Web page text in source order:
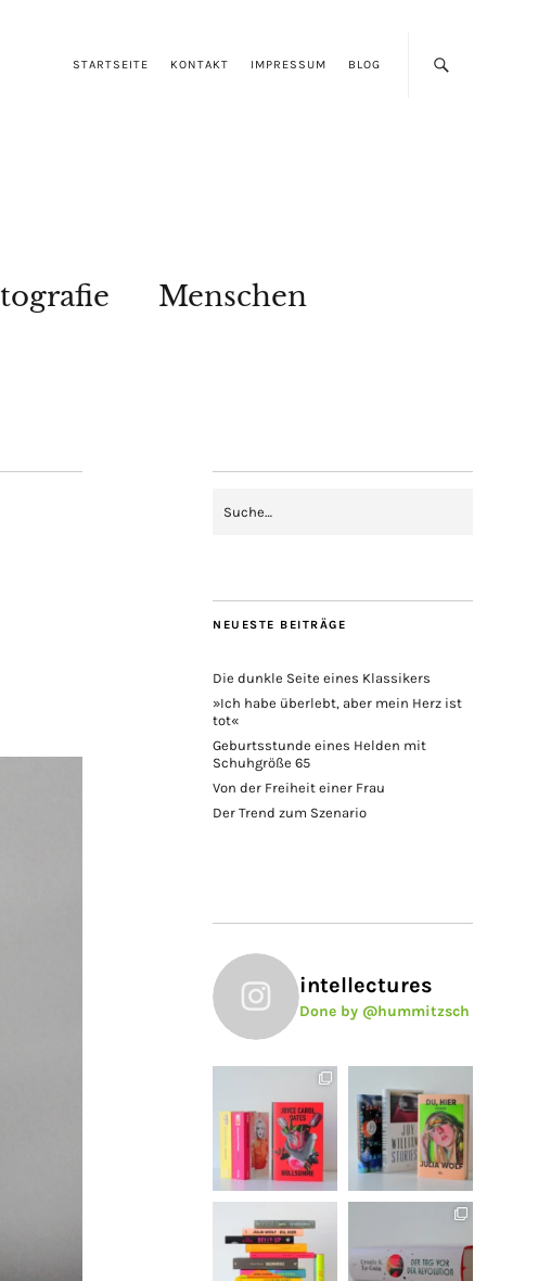
STARTSEITE KONTAKT IMPRESSUM BLOG
Menschen
NEUESTE BEITRÄGE
Die dunkle Seite eines Klassikers
»Ich habe überlebt, aber mein Herz ist
tot«
Geburtsstunde eines Helden mit
Schuhgröße 65
Von der Freiheit einer Frau
Der Trend zum Szenario
intellectures
Done by @hummitzsch